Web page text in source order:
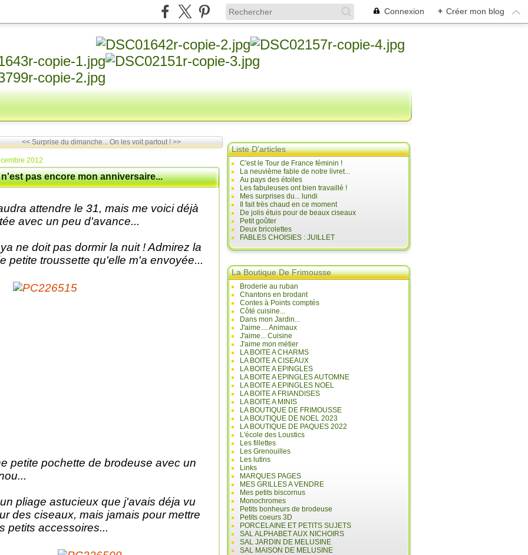
Connexion + Créer mon blog
<< Surprise du dimanche... On les voit partout ! >>
2012
n'est pas encore mon anniversaire...
attendre le 31, mais me voici déjà
avec un peu d'avance...
ne doit pas dormir la nuit ! Admirez la
petite troussette qu'elle m'a envoyée...
petite pochette de brodeuse avec un
pliage astucieux que j'avais déja vu
des ciseaux, mais jamais pour mettre
petits accessoires...
Liste D'articles
C'est le Tour de France féminin !
La neuvième fable de notre livret...
Au pays des étoiles
Les fabuleuses ont bien travaillé !
Mes surprises du... lundi
Il fait très chaud en ce moment
De jolis étuis pour de beaux ciseaux
Petit goûter
Deux bricolettes
FABLES CHOISIES : JUILLET
La Boutique De Frimousse
Broderie au ruban
Chantons en brodant
Contes à Points comptés
Côté cuisine...
Dans mon Jardin...
J'aime.... Animaux
J'aime... Cuisine
J'aime mon métier
LA BOITE A CHARMS
LA BOITE A CISEAUX
LA BOITE A EPINGLES
LA BOITE A EPINGLES AUTOMNE
LA BOITE A EPINGLES NOEL
LA BOITE A FRIANDISES
LA BOITE A MINIS
LA BOUTIQUE DE FRIMOUSSE
LA BOUTIQUE DE NOEL 2023
LA BOUTIQUE DE PAQUES 2022
L'école des Loustics
Les fillettes
Les Grenouilles
Les lutins
Links
MARQUES PAGES
MES GRILLES A VENDRE
Mes petits biscornus
Monochromes
Petits bonheurs de brodeuse
Petits coeurs 3D
PORCELAINE ET PETITS SUJETS
SAL ALPHABET AUX NICHOIRS
SAL JARDIN DE MELUSINE
SAL MAISON DE MELUSINE